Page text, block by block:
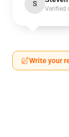
S
Verified
Write your